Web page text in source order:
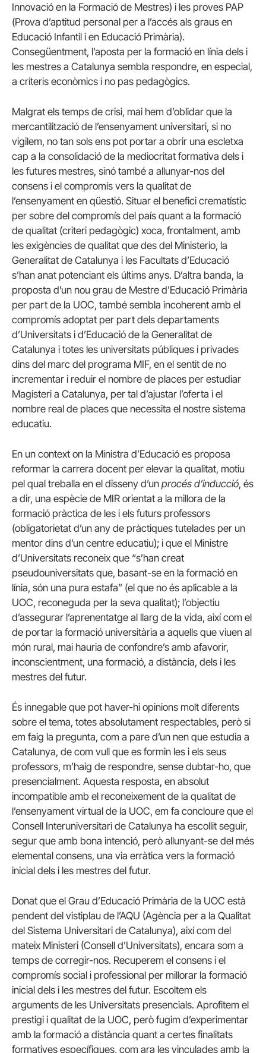
Innovació en la Formació de Mestres) i les proves PAP
(Prova d’aptitud personal per a l’accés als graus en
Educació Infantil i en Educació Primària).
Consegüentment, l’aposta per la formació en línia dels i
les mestres a Catalunya sembla respondre, en especial,
a criteris econòmics i no pas pedagògics.
Malgrat els temps de crisi, mai hem d’oblidar que la
mercantilització de l’ensenyament universitari, si no
vigilem, no tan sols ens pot portar a obrir una escletxa
cap a la consolidació de la mediocritat formativa dels i
les futures mestres, sinó també a allunyar-nos del
consens i el compromís vers la qualitat de
l’ensenyament en qüestió. Situar el benefici crematístic
per sobre del compromís del país quant a la formació
de qualitat (criteri pedagògic) xoca, frontalment, amb
les exigències de qualitat que des del Ministerio, la
Generalitat de Catalunya i les Facultats d’Educació
s’han anat potenciant els últims anys. D’altra banda, la
proposta d’un nou grau de Mestre d’Educació Primària
per part de la UOC, també sembla incoherent amb el
compromís adoptat per part dels departaments
d’Universitats i d’Educació de la Generalitat de
Catalunya i totes les universitats públiques i privades
dins del marc del programa MIF, en el sentit de no
incrementar i reduir el nombre de places per estudiar
Magisteri a Catalunya, per tal d’ajustar l’oferta i el
nombre real de places que necessita el nostre sistema
educatiu.
En un context on la Ministra d’Educació es proposa
reformar la carrera docent per elevar la qualitat, motiu
pel qual treballa en el disseny d’un procés d’inducció, és
a dir, una espècie de MIR orientat a la millora de la
formació pràctica de les i els futurs professors
(obligatorietat d’un any de pràctiques tutelades per un
mentor dins d’un centre educatiu); i que el Ministre
d’Universitats reconeix que “s’han creat
pseudouniversitats que, basant-se en la formació en
línia, són una pura estafa” (el que no és aplicable a la
UOC, reconeguda per la seva qualitat); l’objectiu
d’assegurar l’aprenentatge al llarg de la vida, així com el
de portar la formació universitària a aquells que viuen al
món rural, mai hauria de confondre’s amb afavorir,
inconscientment, una formació, a distància, dels i les
mestres del futur.
És innegable que pot haver-hi opinions molt diferents
sobre el tema, totes absolutament respectables, però si
em faig la pregunta, com a pare d’un nen que estudia a
Catalunya, de com vull que es formin les i els seus
professors, m’haig de respondre, sense dubtar-ho, que
presencialment. Aquesta resposta, en absolut
incompatible amb el reconeixement de la qualitat de
l’ensenyament virtual de la UOC, em fa concloure que el
Consell Interuniversitari de Catalunya ha escollit seguir,
segur que amb bona intenció, però allunyant-se del més
elemental consens, una via erràtica vers la formació
inicial dels i les mestres del futur.
Donat que el Grau d’Educació Primària de la UOC està
pendent del vistiplau de l’AQU (Agència per a la Qualitat
del Sistema Universitari de Catalunya), així com del
mateix Ministeri (Consell d’Universitats), encara som a
temps de corregir-nos. Recuperem el consens i el
compromís social i professional per millorar la formació
inicial dels i les mestres del futur. Escoltem els
arguments de les Universitats presencials. Aprofitem el
prestigi i qualitat de la UOC, però fugim d’experimentar
amb la formació a distància quant a certes finalitats
formatives específiques, com ara les vinculades amb la